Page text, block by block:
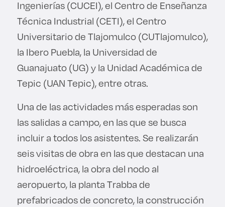
Ingenierías (CUCEI), el Centro de Enseñanza
Técnica Industrial (CETI), el Centro
Universitario de Tlajomulco (CUTlajomulco),
la Ibero Puebla, la Universidad de
Guanajuato (UG) y la Unidad Académica de
Tepic (UAN Tepic), entre otras.
Una de las actividades más esperadas son
las salidas a campo, en las que se busca
incluir a todos los asistentes. Se realizarán
seis visitas de obra en las que destacan una
hidroeléctrica, la obra del nodo al
aeropuerto, la planta Trabba de
prefabricados de concreto, la construcción